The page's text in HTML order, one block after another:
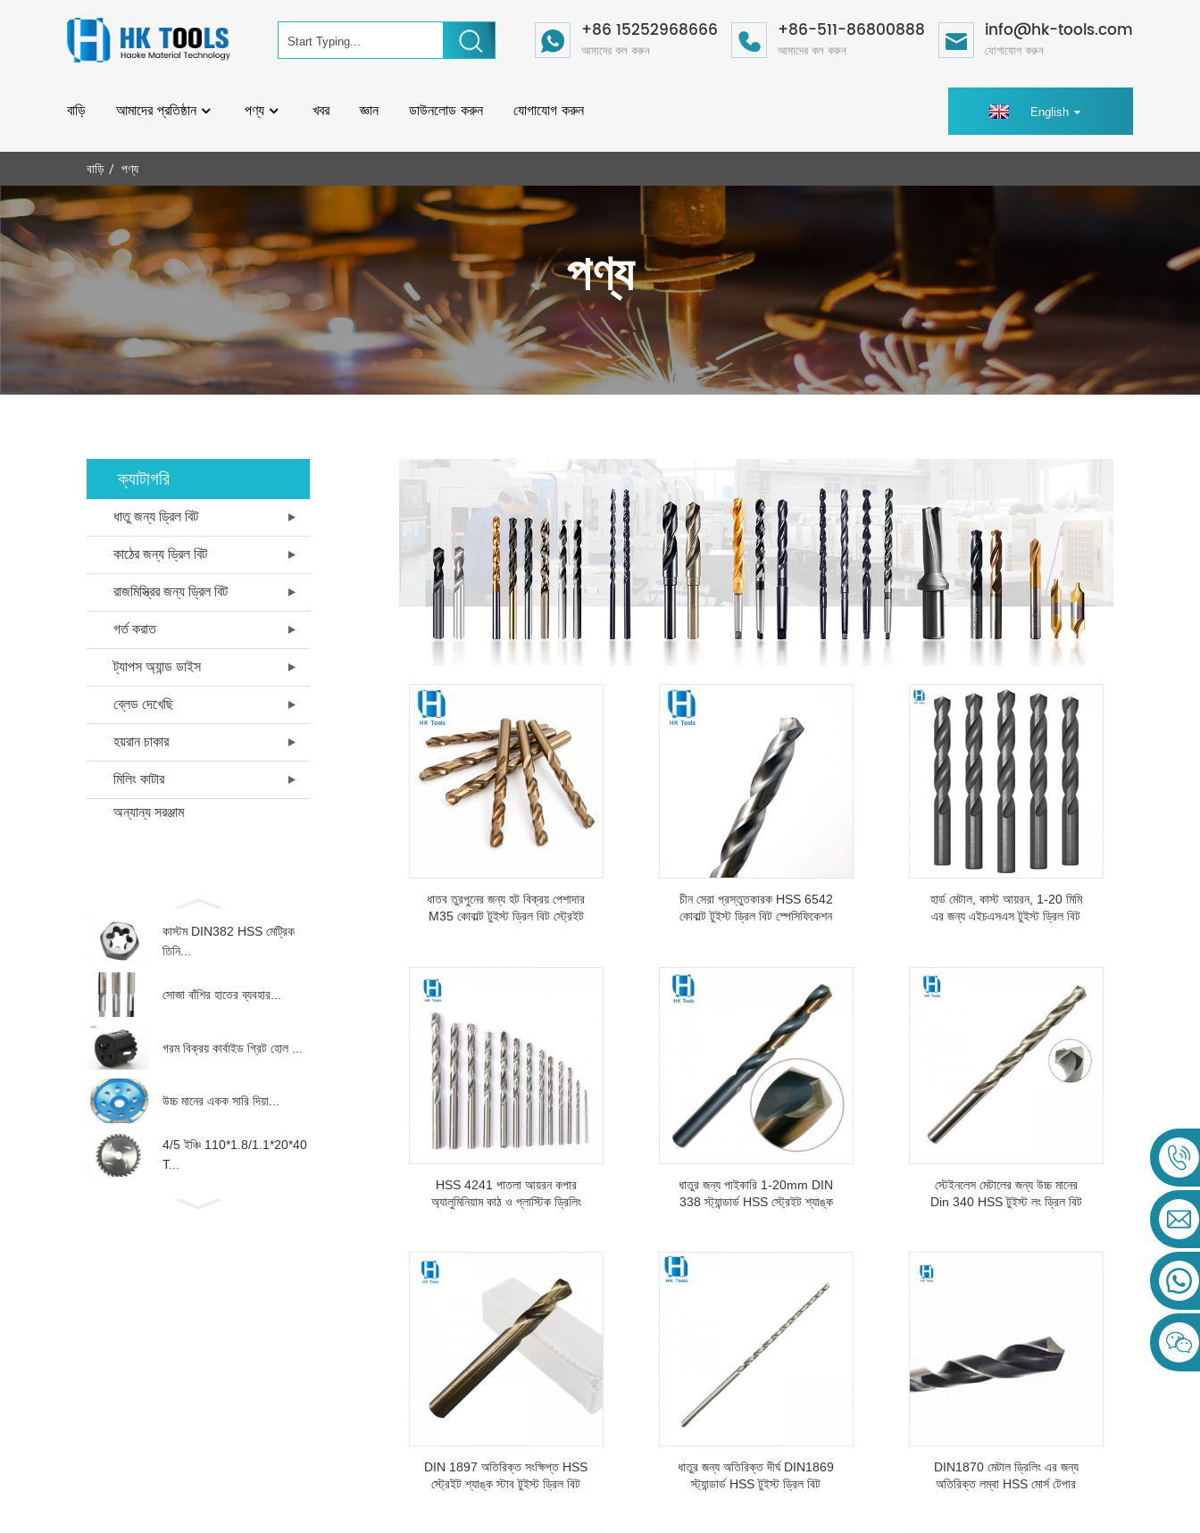
+86 15252968666
আমাদের কল করুন
+86-511-86800888
আমাদের কল করুন
info@hk-tools.com
যোগাযোগ করুন
বাড়ি আমাদের প্রতিষ্ঠান পণ্য খবর জ্ঞান ডাউনলোড করুন যোগাযোগ করুন English
বাড়ি পণ্য
পণ্য
ক্যাটাগরি
ধাতু জন্য ড্রিল বিট
কাঠের জন্য ড্রিল বিট
রাজমিস্ত্রির জন্য ড্রিল বিট
গর্ত করাত
ট্যাপস অ্যান্ড ডাইস
ব্লেড দেখেছি
হয়রান চাকার
মিলিং কাটার
অন্যান্য সরঞ্জাম
কাস্টম DIN382 HSS মেট্রিক
তিনি...
সোজা বাঁশির হাতের ব্যবহার...
গরম বিক্রয় কার্বাইড গ্রিট হোল ...
উচ্চ মানের একক সারি দিয়া...
4/5 ইঞ্চি 110*1.8/1.1*20*40
T...
ধাতব তুরপুনের জন্য হট বিক্রয় পেশাদার
M35 কোবাল্ট টুইস্ট ড্রিল বিট স্ট্রেইট
চীন সেরা প্রস্তুতকারক HSS 6542
কোবাল্ট টুইস্ট ড্রিল বিট স্পেসিফিকেশন
হার্ড মেটাল, কাস্ট আয়রন, 1-20 মিমি
এর জন্য এইচএসএস টুইস্ট ড্রিল বিট
HSS 4241 পাতলা আয়রন কপার
অ্যালুমিনিয়াম কাঠ ও প্লাস্টিক ড্রিলিং
ধাতুর জন্য পাইকারি 1-20mm DIN
338 স্ট্যান্ডার্ড HSS স্ট্রেইট শ্যাঙ্ক
স্টেইনলেস মেটালের জন্য উচ্চ মানের
Din 340 HSS টুইস্ট লং ড্রিল বিট
DIN 1897 অতিরিক্ত সংক্ষিপ্ত HSS
স্ট্রেইট শ্যাঙ্ক স্টাব টুইস্ট ড্রিল বিট
ধাতুর জন্য অতিরিক্ত দীর্ঘ DIN1869
স্ট্যান্ডার্ড HSS টুইস্ট ড্রিল বিট
DIN1870 মেটাল ড্রিলিং এর জন্য
অতিরিক্ত লম্বা HSS মোর্স টেপার